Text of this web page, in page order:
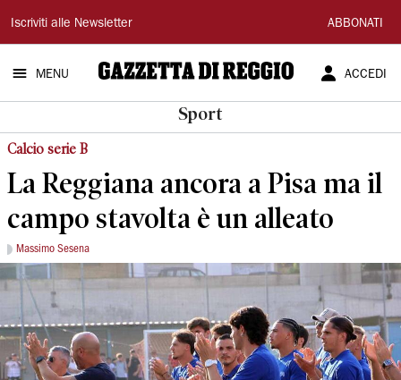
Gazzetta
di
Reggio
Iscriviti alle Newsletter ABBONATI
MENU ACCEDI
Sport
Calcio serie B
La Reggiana ancora a Pisa ma il
campo stavolta è un alleato
Massimo Sesena